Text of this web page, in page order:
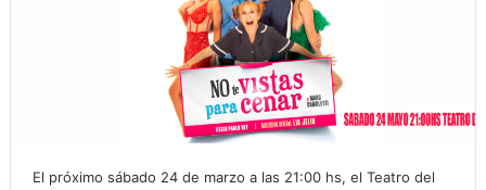
El próximo sábado 24 de marzo a las 21:00 hs, el Teatro del